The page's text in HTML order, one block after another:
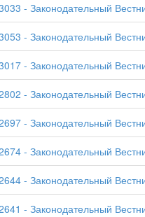
- Законодательный
- Законодательный
- Законодательный
- Законодательный
- Законодательный
- Законодательный
- Законодательный
- Законодательный